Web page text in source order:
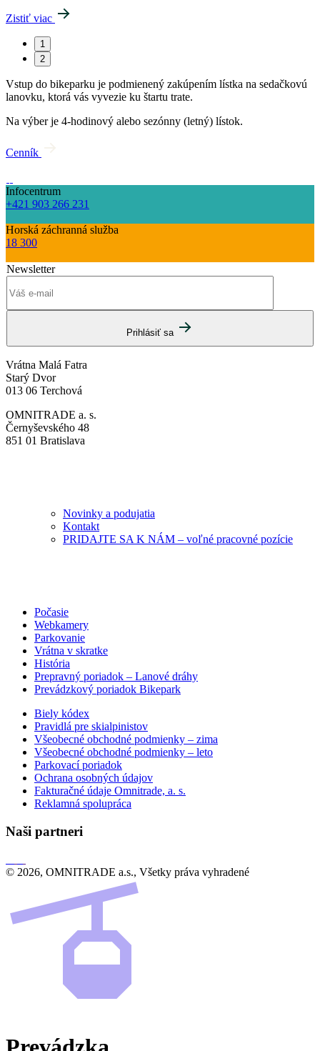
Zistiť viac
1
2
Vstup do bikeparku je podmienený zakúpením lístka na sedačkovú
lanovku, ktorá vás vyvezie ku štartu trate.
Na výber je 4-hodinový alebo sezónny (letný) lístok.
Cenník
Infocentrum
+421 903 266 231
Horská záchranná služba
18 300
Newsletter
Prihlásiť sa
Vrátna Malá Fatra
Starý Dvor
013 06 Terchová
OMNITRADE a. s.
Černyševského 48
851 01 Bratislava
Novinky a podujatia
Kontakt
PRIDAJTE SA K NÁM – voľné pracovné pozície
Počasie
Webkamery
Parkovanie
Vrátna v skratke
História
Prepravný poriadok – Lanové dráhy
Prevádzkový poriadok Bikepark
Biely kódex
Pravidlá pre skialpinistov
Všeobecné obchodné podmienky – zima
Všeobecné obchodné podmienky – leto
Parkovací poriadok
Ochrana osobných údajov
Fakturačné údaje Omnitrade, a. s.
Reklamná spolupráca
Naši partneri
© 2026, OMNITRADE a.s., Všetky práva vyhradené